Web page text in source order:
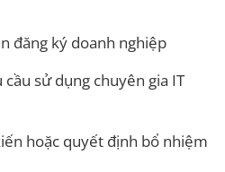
đăng ký doanh nghiệp
sử dụng chuyên gia IT
hoặc quyết định bổ nhiệm